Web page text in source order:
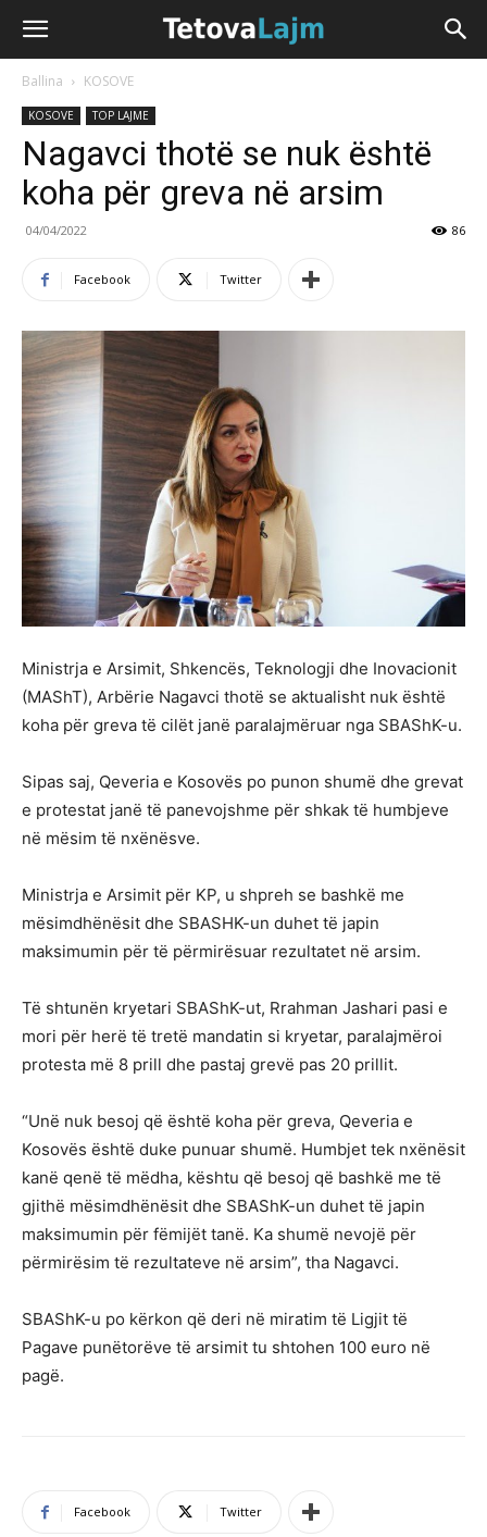
Ballina KOSOVE
KOSOVE TOP LAJME
​Nagavci thotë se nuk është
koha për greva në arsim
04/04/2022 86
Facebook Twitter
Ministrja e Arsimit, Shkencës, Teknologji dhe Inovacionit
(MAShT), Arbërie Nagavci thotë se aktualisht nuk është
koha për greva të cilët janë paralajmëruar nga SBAShK-u.
Sipas saj, Qeveria e Kosovës po punon shumë dhe grevat
e protestat janë të panevojshme për shkak të humbjeve
në mësim të nxënësve.
Ministrja e Arsimit për KP, u shpreh se bashkë me
mësimdhënësit dhe SBASHK-un duhet të japin
maksimumin për të përmirësuar rezultatet në arsim.
Të shtunën kryetari SBAShK-ut, Rrahman Jashari pasi e
mori për herë të tretë mandatin si kryetar, paralajmëroi
protesta më 8 prill dhe pastaj grevë pas 20 prillit.
“Unë nuk besoj që është koha për greva, Qeveria e
Kosovës është duke punuar shumë. Humbjet tek nxënësit
kanë qenë të mëdha, kështu që besoj që bashkë me të
gjithë mësimdhënësit dhe SBAShK-un duhet të japin
maksimumin për fëmijët tanë. Ka shumë nevojë për
përmirësim të rezultateve në arsim”, tha Nagavci.
SBAShK-u po kërkon që deri në miratim të Ligjit të
Pagave punëtorëve të arsimit tu shtohen 100 euro në
pagë.
Facebook Twitter